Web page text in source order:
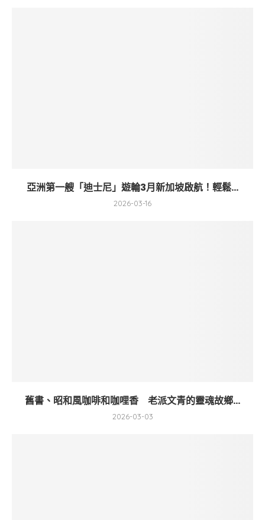
亞洲第一艘「迪士尼」遊輪3月新加坡啟航！輕鬆...
2026-03-16
舊書、昭和風咖啡和咖哩香 老派文青的靈魂故鄉...
2026-03-03